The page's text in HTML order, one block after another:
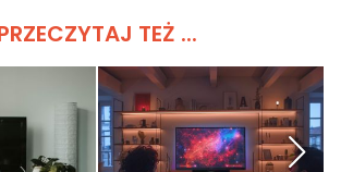
TEŻ ...